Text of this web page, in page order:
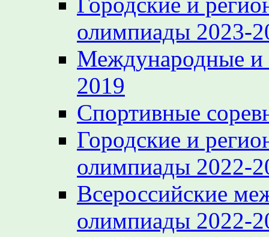
олимпиады 2023-
Международные и
2019
Спортивные
Городские и
олимпиады 2022-
Всероссийские
олимпиады 2022-